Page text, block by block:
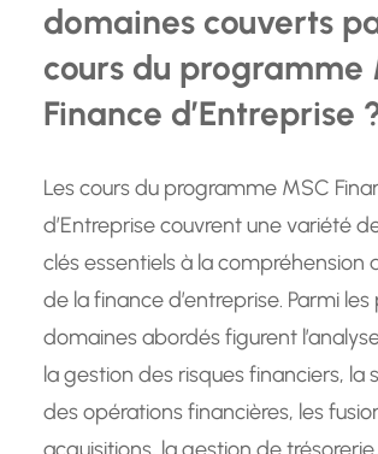
domaines couverts
cours du programme
Finance d’Entreprise
Les cours du programme MSC
d’Entreprise couvrent une variété
clés essentiels à la compréhension
de la finance d’entreprise. Parmi
domaines abordés figurent
la gestion des risques financiers, la
des opérations financières, les